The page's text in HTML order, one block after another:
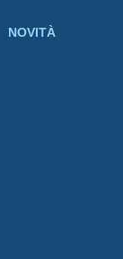
NOVITÀ